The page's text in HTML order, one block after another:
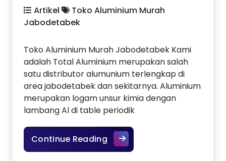
Artikel
Toko Aluminium Murah
Jabodetabek
Toko Aluminium Murah Jabodetabek Kami
adalah Total Aluminium merupakan salah
satu distributor alumunium terlengkap di
area jabodetabek dan sekitarnya. Aluminium
merupakan logam unsur kimia dengan
lambang Al di table periodik
Continue ReadingToko Aluminium Murah